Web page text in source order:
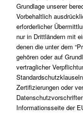
Grundlage unserer
Vorbehaltlich
erforderlicher
nur in Drittländern mit
denen die unter dem
gehören oder auf
vertraglicher
Zertifizierungen oder
Informationsseite der